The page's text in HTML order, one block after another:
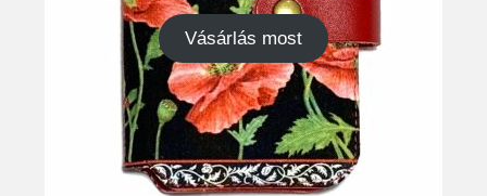
Vásárlás most